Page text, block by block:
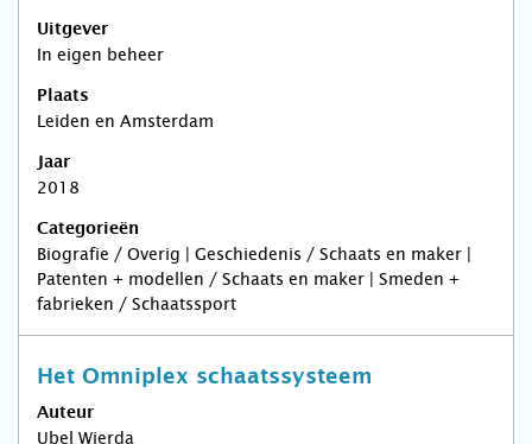
Uitgever
In eigen beheer
Plaats
Leiden en Amsterdam
Jaar
2018
Categorieën
Biografie / Overig | Geschiedenis / Schaats en maker |
Patenten + modellen / Schaats en maker | Smeden +
fabrieken / Schaatssport
Het Omniplex schaatssysteem
Auteur
Ubel Wierda